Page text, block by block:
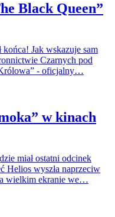
Black Queen”
końca! Jak wskazuje sam
Czarnych pod
- oficjalny…
w kinach
miał ostatni odcinek
Helios wyszła naprzeciw
wielkim ekranie we…